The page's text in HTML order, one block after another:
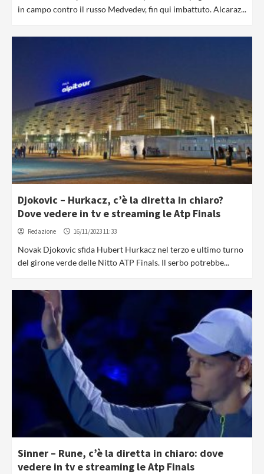
in campo contro il russo Medvedev, fin qui imbattuto. Alcaraz...
Djokovic – Hurkacz, c’è la diretta in chiaro?
Dove vedere in tv e streaming le Atp Finals
Redazione 16/11/2023 11:33
Novak Djokovic sfida Hubert Hurkacz nel terzo e ultimo turno
del girone verde delle Nitto ATP Finals. Il serbo potrebbe...
Sinner – Rune, c’è la diretta in chiaro: dove
vedere in tv e streaming le Atp Finals